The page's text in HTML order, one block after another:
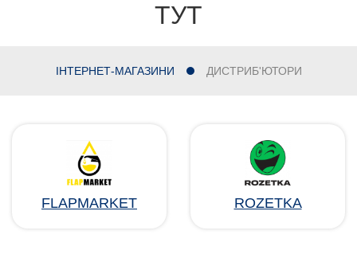
ТУТ
ІНТЕРНЕТ-МАГАЗИНИ ДИСТРИБ'ЮТОРИ
FLAPMARKET ROZETKA